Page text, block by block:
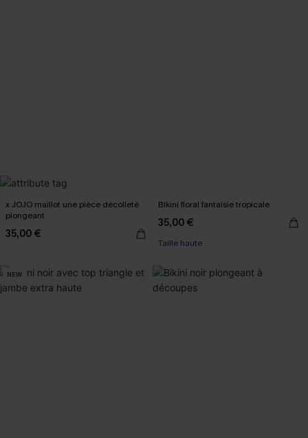
x JOJO maillot une pièce décolleté
plongeant
35,00 €
Bikini floral fantaisie tropicale
35,00 €
Taille haute
NEW